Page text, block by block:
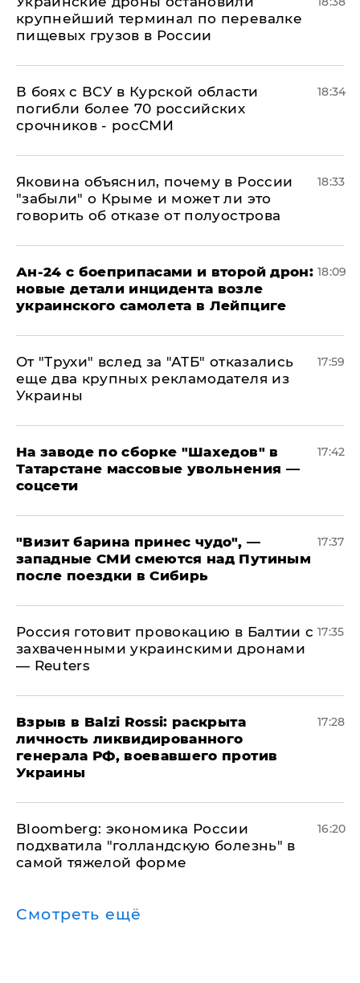
крупнейший терминал по перевалке
пищевых грузов в России
В боях с ВСУ в Курской области
погибли более 70 российских
срочников - росСМИ
18:34
Яковина объяснил, почему в России
"забыли" о Крыме и может ли это
говорить об отказе от полуострова
18:33
Ан-24 с боеприпасами и второй дрон:
новые детали инцидента возле
украинского самолета в Лейпциге
18:09
От "Трухи" вслед за "АТБ" отказались
еще два крупных рекламодателя из
Украины
17:59
На заводе по сборке "Шахедов" в
Татарстане массовые увольнения —
соцсети
17:42
"Визит барина принес чудо", —
западные СМИ смеются над Путиным
после поездки в Сибирь
17:37
​Россия готовит провокацию в Балтии с
захваченными украинскими дронами
— Reuters
17:35
​Взрыв в Balzi Rossi: раскрыта
личность ликвидированного
генерала РФ, воевавшего против
Украины
17:28
Bloomberg: экономика России
подхватила "голландскую болезнь" в
самой тяжелой форме
16:20
Смотреть ещё